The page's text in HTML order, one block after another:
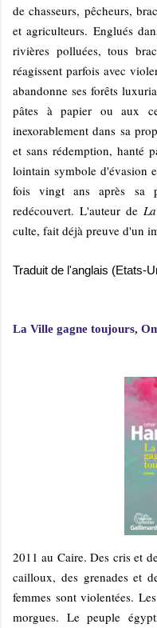
de chasseurs, pêcheurs,
et agriculteurs. Englués
rivières polluées, tous
réagissent parfois avec
abandonne ses forêts
pâtes à papier ou aux
inexorablement dans sa
et sans rédemption, hanté
lointain symbole d'évasion
fois vingt ans après sa
redécouvert. L'auteur de
culte, fait déjà preuve d'un
Traduit de l'anglais (Etats-
La Ville gagne toujours,
2011 au Caire. Des cris et
cailloux, des grenades et
femmes sont violentées.
morgues. Le peuple